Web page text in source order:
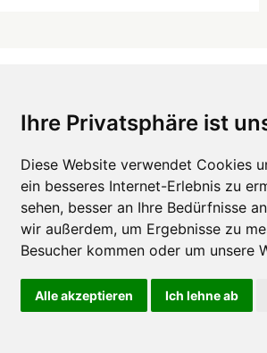
Ihre Privatsphäre ist
Diese Website verwendet Cookies
ein besseres Internet-Erlebnis zu
sehen, besser an Ihre Bedürfnisse
wir außerdem, um Ergebnisse zu
Besucher kommen oder um unsere
Alle akzeptieren Ich lehne ab
mehr ...
Zahnärzte in Städten
Zahnärzte in Stadtteilen
Hörgeräte